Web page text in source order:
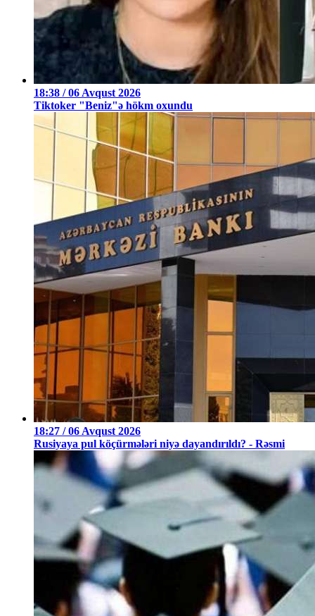
18:38 / 06 Avqust 2026
Tiktoker "Beniz"ə hökm oxundu
18:27 / 06 Avqust 2026
Rusiyaya pul köçürmələri niyə dayandırıldı? - Rəsmi